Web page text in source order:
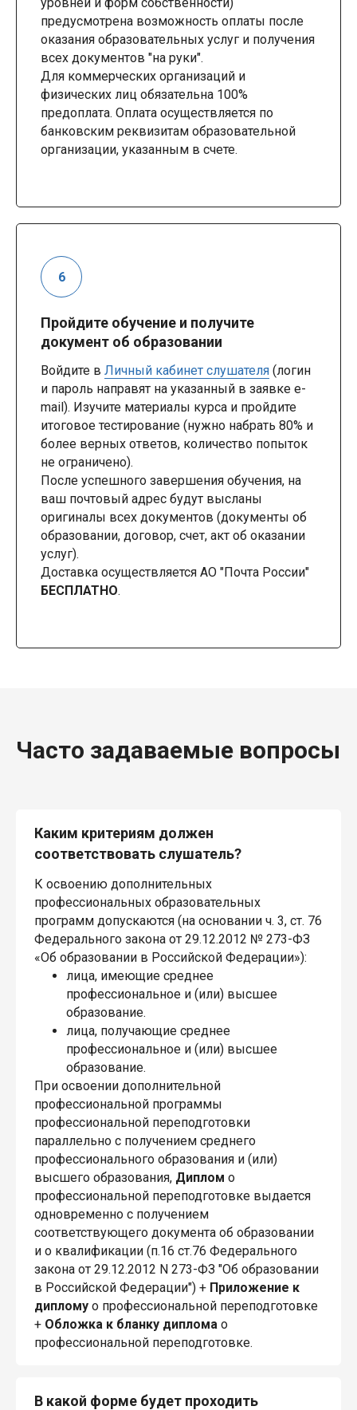
предусмотрена возможность оплаты после
оказания образовательных услуг и получения
всех документов "на руки".
Для коммерческих организаций и
физических лиц обязательна 100%
предоплата. Оплата осуществляется по
банковским реквизитам образовательной
организации, указанным в счете.
Пройдите обучение и получите
документ об образовании
Войдите в Личный кабинет слушателя (логин
и пароль направят на указанный в заявке e-
mail). Изучите материалы курса и пройдите
итоговое тестирование (нужно набрать 80% и
более верных ответов, количество попыток
не ограничено).
После успешного завершения обучения, на
ваш почтовый адрес будут высланы
оригиналы всех документов (документы об
образовании, договор, счет, акт об оказании
услуг).
Доставка осуществляется АО "Почта России"
БЕСПЛАТНО.
Часто задаваемые вопросы
Каким критериям должен
соответствовать слушатель?
К освоению дополнительных
профессиональных образовательных
программ допускаются (на основании ч. 3, ст. 76
Федерального закона от 29.12.2012 № 273-ФЗ
«Об образовании в Российской Федерации»):
лица, имеющие среднее
профессиональное и (или) высшее
образование.
лица, получающие среднее
профессиональное и (или) высшее
образование.
При освоении дополнительной
профессиональной программы
профессиональной переподготовки
параллельно с получением среднего
профессионального образования и (или)
высшего образования, Диплом о
профессиональной переподготовке выдается
одновременно с получением
соответствующего документа об образовании
и о квалификации (п.16 ст.76 Федерального
закона от 29.12.2012 N 273-ФЗ "Об образовании
в Российской Федерации") + Приложение к
диплому о профессиональной переподготовке
+ Обложка к бланку диплома о
профессиональной переподготовке.
В какой форме будет проходить